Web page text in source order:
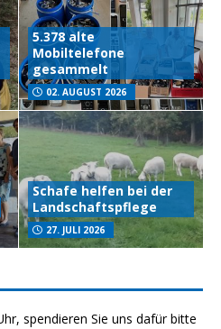
5.378 alte
Mobiltelefone
gesammelt
02. AUGUST 2026
Schafe helfen bei der
Landschaftspflege
27. JULI 2026
spendieren Sie uns dafür bitte